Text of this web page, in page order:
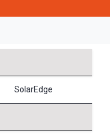
SolarEdge